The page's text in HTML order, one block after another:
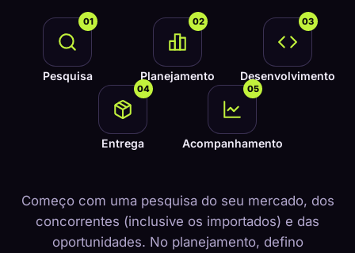
01
Pesquisa
02
Planejamento
03
Desenvolvimento
04
Entrega
05
Acompanhamento
Começo com uma pesquisa do seu mercado, dos
concorrentes (inclusive os importados) e das
oportunidades. No planejamento, defino